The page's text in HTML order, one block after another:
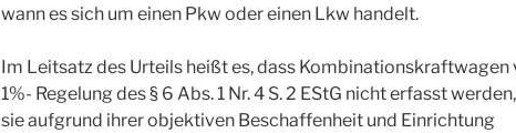
wann es sich um einen Pkw oder einen Lkw handelt.
Im Leitsatz des Urteils heißt es, dass Kombinationskraftwagen
1%- Regelung des § 6 Abs. 1 Nr. 4 S. 2 EStG nicht erfasst
sie aufgrund ihrer objektiven Beschaffenheit und Einrichtung